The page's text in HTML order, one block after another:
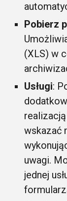
Pobierz
(XLS) w
Usługi:
wskazać
uwagi.
jednej